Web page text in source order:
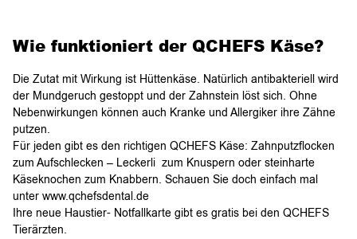
Wie funktioniert der QCHEFS Käse?
Die Zutat mit Wirkung ist Hüttenkäse. Natürlich antibakteriell wird
der Mundgeruch gestoppt und der Zahnstein löst sich. Ohne
Nebenwirkungen können auch Kranke und Allergiker ihre Zähne
putzen.
Für jeden gibt es den richtigen QCHEFS Käse: Zahnputzflocken
zum Aufschlecken – Leckerli zum Knuspern oder steinharte
Käseknochen zum Knabbern. Schauen Sie doch einfach mal
unter www.qchefsdental.de
Ihre neue Haustier- Notfallkarte gibt es gratis bei den QCHEFS
Tierärzten.